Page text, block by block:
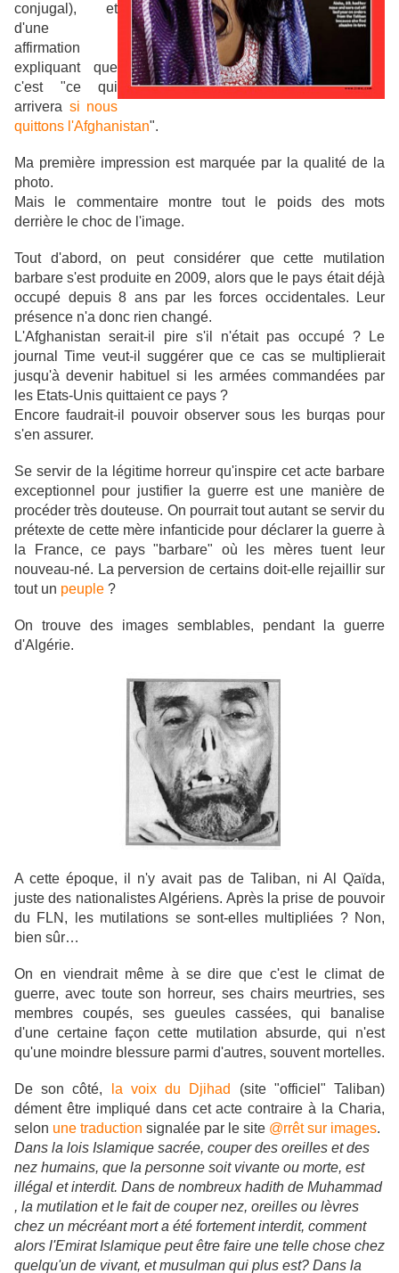
conjugal), et
d'une
affirmation
expliquant que
c'est "ce qui
arrivera si nous
quittons l'Afghanistan".
Ma première impression est marquée par la qualité de la
photo.
Mais le commentaire montre tout le poids des mots
derrière le choc de l'image.
Tout d'abord, on peut considérer que cette mutilation
barbare s'est produite en 2009, alors que le pays était déjà
occupé depuis 8 ans par les forces occidentales. Leur
présence n'a donc rien changé.
L'Afghanistan serait-il pire s'il n'était pas occupé ? Le
journal Time veut-il suggérer que ce cas se multiplierait
jusqu'à devenir habituel si les armées commandées par
les Etats-Unis quittaient ce pays ?
Encore faudrait-il pouvoir observer sous les burqas pour
s'en assurer.
Se servir de la légitime horreur qu'inspire cet acte barbare
exceptionnel pour justifier la guerre est une manière de
procéder très douteuse. On pourrait tout autant se servir du
prétexte de cette mère infanticide pour déclarer la guerre à
la France, ce pays "barbare" où les mères tuent leur
nouveau-né. La perversion de certains doit-elle rejaillir sur
tout un peuple ?
On trouve des images semblables, pendant la guerre
d'Algérie.
A cette époque, il n'y avait pas de Taliban, ni Al Qaïda,
juste des nationalistes Algériens. Après la prise de pouvoir
du FLN, les mutilations se sont-elles multipliées ? Non,
bien sûr…
On en viendrait même à se dire que c'est le climat de
guerre, avec toute son horreur, ses chairs meurtries, ses
membres coupés, ses gueules cassées, qui banalise
d'une certaine façon cette mutilation absurde, qui n'est
qu'une moindre blessure parmi d'autres, souvent mortelles.
De son côté, la voix du Djihad
(site "officiel" Taliban)
dément être impliqué dans cet acte contraire à la Charia,
selon une traduction signalée par le site @rrêt sur images.
Dans la lois Islamique sacrée, couper des oreilles et des
nez humains, que la personne soit vivante ou morte, est
illégal et interdit. Dans de nombreux hadith de Muhammad
, la mutilation et le fait de couper nez, oreilles ou lèvres
chez un mécréant mort a été fortement interdit, comment
alors l'Emirat Islamique peut être faire une telle chose chez
quelqu'un de vivant, et musulman qui plus est? Dans la